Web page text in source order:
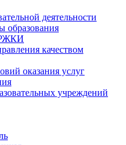
деятельности
образования
качеством
оказания услуг
учреждений